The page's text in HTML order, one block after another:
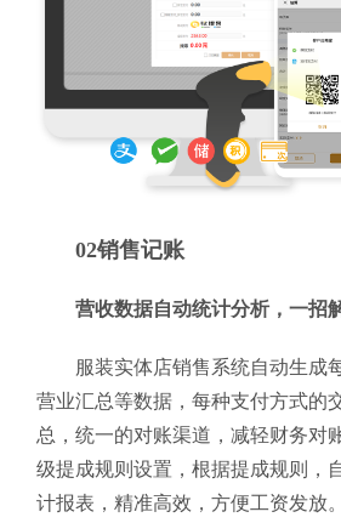
02销售记账
营收数据自动统计分析，一招
服装实体店销售系统自动生成
营业汇总等数据，每种支付方式的
总，统一的对账渠道，减轻财务对
级提成规则设置，根据提成规则，
计报表，精准高效，方便工资发放。